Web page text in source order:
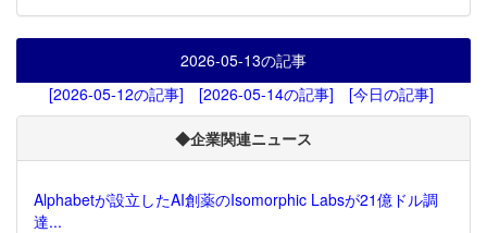
2026-05-13の記事
[2026-05-12の記事]
[2026-05-14の記事] [今日の記事]
◆企業関連ニュース
Alphabetが設立したAI創薬のIsomorphic Labsが21億ドル調
達...